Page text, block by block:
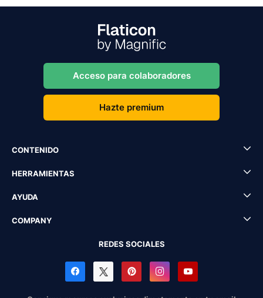
Acceso para colaboradores
Hazte premium
CONTENIDO
HERRAMIENTAS
AYUDA
COMPANY
REDES SOCIALES